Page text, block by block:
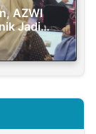
AZWI
Jadi